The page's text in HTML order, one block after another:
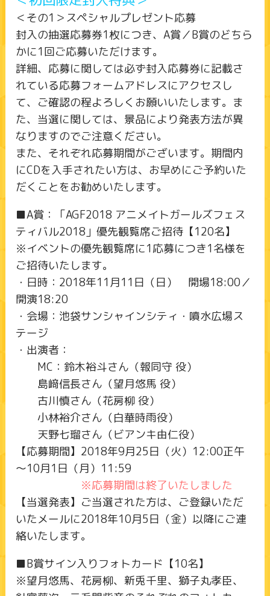
＜その1＞スペシャルプレゼント応募
封入の抽選応募券1枚につき、A賞／B賞のどちら
かに1回ご応募いただけます。
詳細、応募に関しては必ず封入応募券に記載さ
れている応募フォームアドレスにアクセスし
て、ご確認の程よろしくお願いいたします。ま
た、当選に関しては、景品により発表方法が異
なりますのでご注意ください。
また、それぞれ応募期間がございます。期間内
にCDを入手されたい方は、お早めにご予約いた
だくことをお勧めいたします。
■A賞：「AGF2018 アニメイトガールズフェス
ティバル2018」優先観覧席ご招待【120名】
※イベントの優先観覧席に1応募につき1名様を
ご招待いたします。
・日時：2018年11月11日（日） 開場18:00／
開演18:20
・会場：池袋サンシャインシティ・噴水広場ス
テージ
・出演者：
MC：鈴木裕斗さん（報同守 役）
島﨑信長さん（望月悠馬 役）
古川慎さん（花房柳 役）
小林裕介さん（白華時雨役）
天野七瑠さん（ビアンキ由仁役）
【応募期間】2018年9月25日（火）12:00正午
～10月1日（月）11:59
※応募期間は終了いたしました
【当選発表】ご当選された方は、ご登録いただ
いたメールに2018年10月5日（金）以降にご連
絡いたします。
■B賞サイン入りフォトカード【10名】
※望月悠馬、花房柳、新兎千里、獅子丸孝臣、